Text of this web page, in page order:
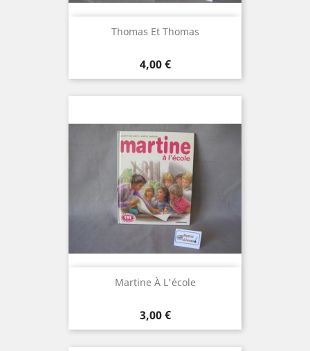
Thomas Et Thomas
Prix
4,00 €
Martine À L'école
Prix
3,00 €